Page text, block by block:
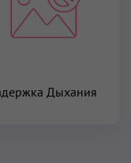
Дыхания